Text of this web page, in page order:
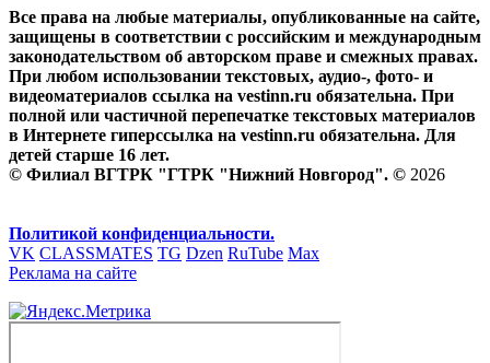
Все права на любые материалы, опубликованные на сайте,
защищены в соответствии с российским и международным
законодательством об авторском праве и смежных правах.
При любом использовании текстовых, аудио-, фото- и
видеоматериалов ссылка на vestinn.ru обязательна. При
полной или частичной перепечатке текстовых материалов
в Интернете гиперссылка на vestinn.ru обязательна. Для
детей старше 16 лет.
© Филиал ВГТРК "ГТРК "Нижний Новгород". © 2026
Политикой конфиденциальности.
VK CLASSMATES TG Dzen RuTube Max
Реклама на сайте